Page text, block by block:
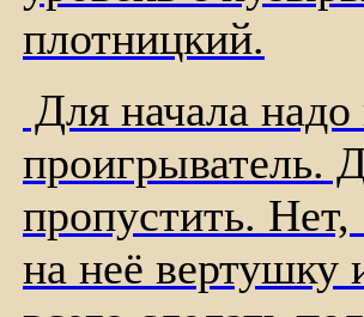
плотницкий.
Для начала надо
проигрыватель.
пропустить. Нет,
на неё